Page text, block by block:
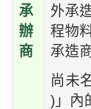
承
辦
商
外承
程物
承造
尚未
)」內